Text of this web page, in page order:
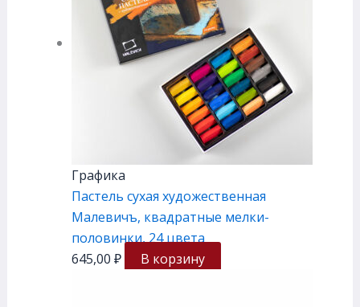
Графика
Пастель сухая художественная
Малевичъ, квадратные мелки-
половинки, 24 цвета
645,00 ₽ В корзину